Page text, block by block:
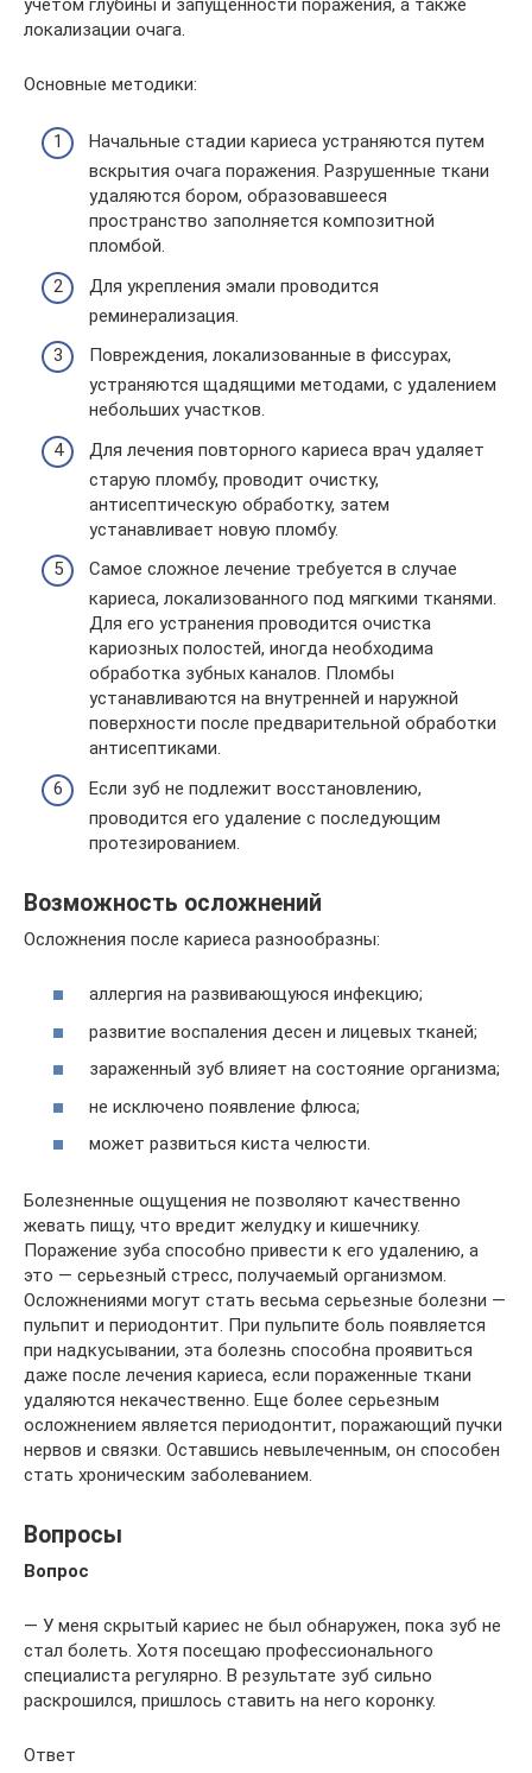
локализации очага.
Основные методики:
Начальные стадии кариеса устраняются путем
вскрытия очага поражения. Разрушенные ткани
удаляются бором, образовавшееся
пространство заполняется композитной
пломбой.
Для укрепления эмали проводится
реминерализация.
Повреждения, локализованные в фиссурах,
устраняются щадящими методами, с удалением
небольших участков.
Для лечения повторного кариеса врач удаляет
старую пломбу, проводит очистку,
антисептическую обработку, затем
устанавливает новую пломбу.
Самое сложное лечение требуется в случае
кариеса, локализованного под мягкими тканями.
Для его устранения проводится очистка
кариозных полостей, иногда необходима
обработка зубных каналов. Пломбы
устанавливаются на внутренней и наружной
поверхности после предварительной обработки
антисептиками.
Если зуб не подлежит восстановлению,
проводится его удаление с последующим
протезированием.
Возможность осложнений
Осложнения после кариеса разнообразны:
аллергия на развивающуюся инфекцию;
развитие воспаления десен и лицевых тканей;
зараженный зуб влияет на состояние организма;
не исключено появление флюса;
может развиться киста челюсти.
Болезненные ощущения не позволяют качественно
жевать пищу, что вредит желудку и кишечнику.
Поражение зуба способно привести к его удалению, а
это — серьезный стресс, получаемый организмом.
Осложнениями могут стать весьма серьезные болезни —
пульпит и периодонтит. При пульпите боль появляется
при надкусывании, эта болезнь способна проявиться
даже после лечения кариеса, если пораженные ткани
удаляются некачественно. Еще более серьезным
осложнением является периодонтит, поражающий пучки
нервов и связки. Оставшись невылеченным, он способен
стать хроническим заболеванием.
Вопросы
Вопрос
— У меня скрытый кариес не был обнаружен, пока зуб не
стал болеть. Хотя посещаю профессионального
специалиста регулярно. В результате зуб сильно
раскрошился, пришлось ставить на него коронку.
Ответ